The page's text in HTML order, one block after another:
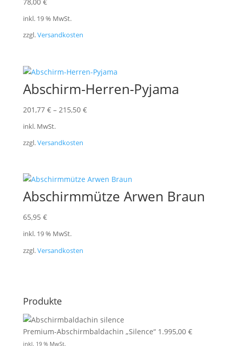
inkl. 19 % MwSt.
zzgl.Versandkosten
Abschirm-Herren-Pyjama
201,77 €– 215,50 €
inkl. MwSt.
zzgl.Versandkosten
Abschirmmütze Arwen Braun
65,95 €
inkl. 19 % MwSt.
zzgl.Versandkosten
Produkte
Premium-Abschirmbaldachin „Silence“ 1.995,00 €
inkl. 19 % MwSt.